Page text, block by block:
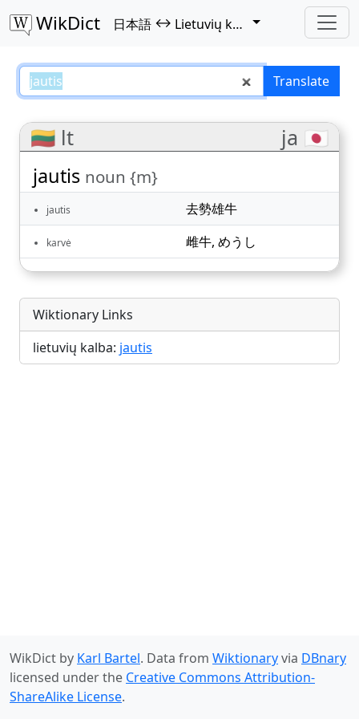
WikDict 日本語↔ Lietuvių kalba
jautis – 日本語–Lietuvių kalba
Translate
🇱🇹 lt ja 🇯🇵
jautis noun {m}
jautis 去勢雄牛
karvė 雌牛, めうし
Wiktionary Links
lietuvių kalba: jautis
WikDict by Karl Bartel. Data from Wiktionaryvia DBnary
licensed under the Creative Commons Attribution-
ShareAlike License.